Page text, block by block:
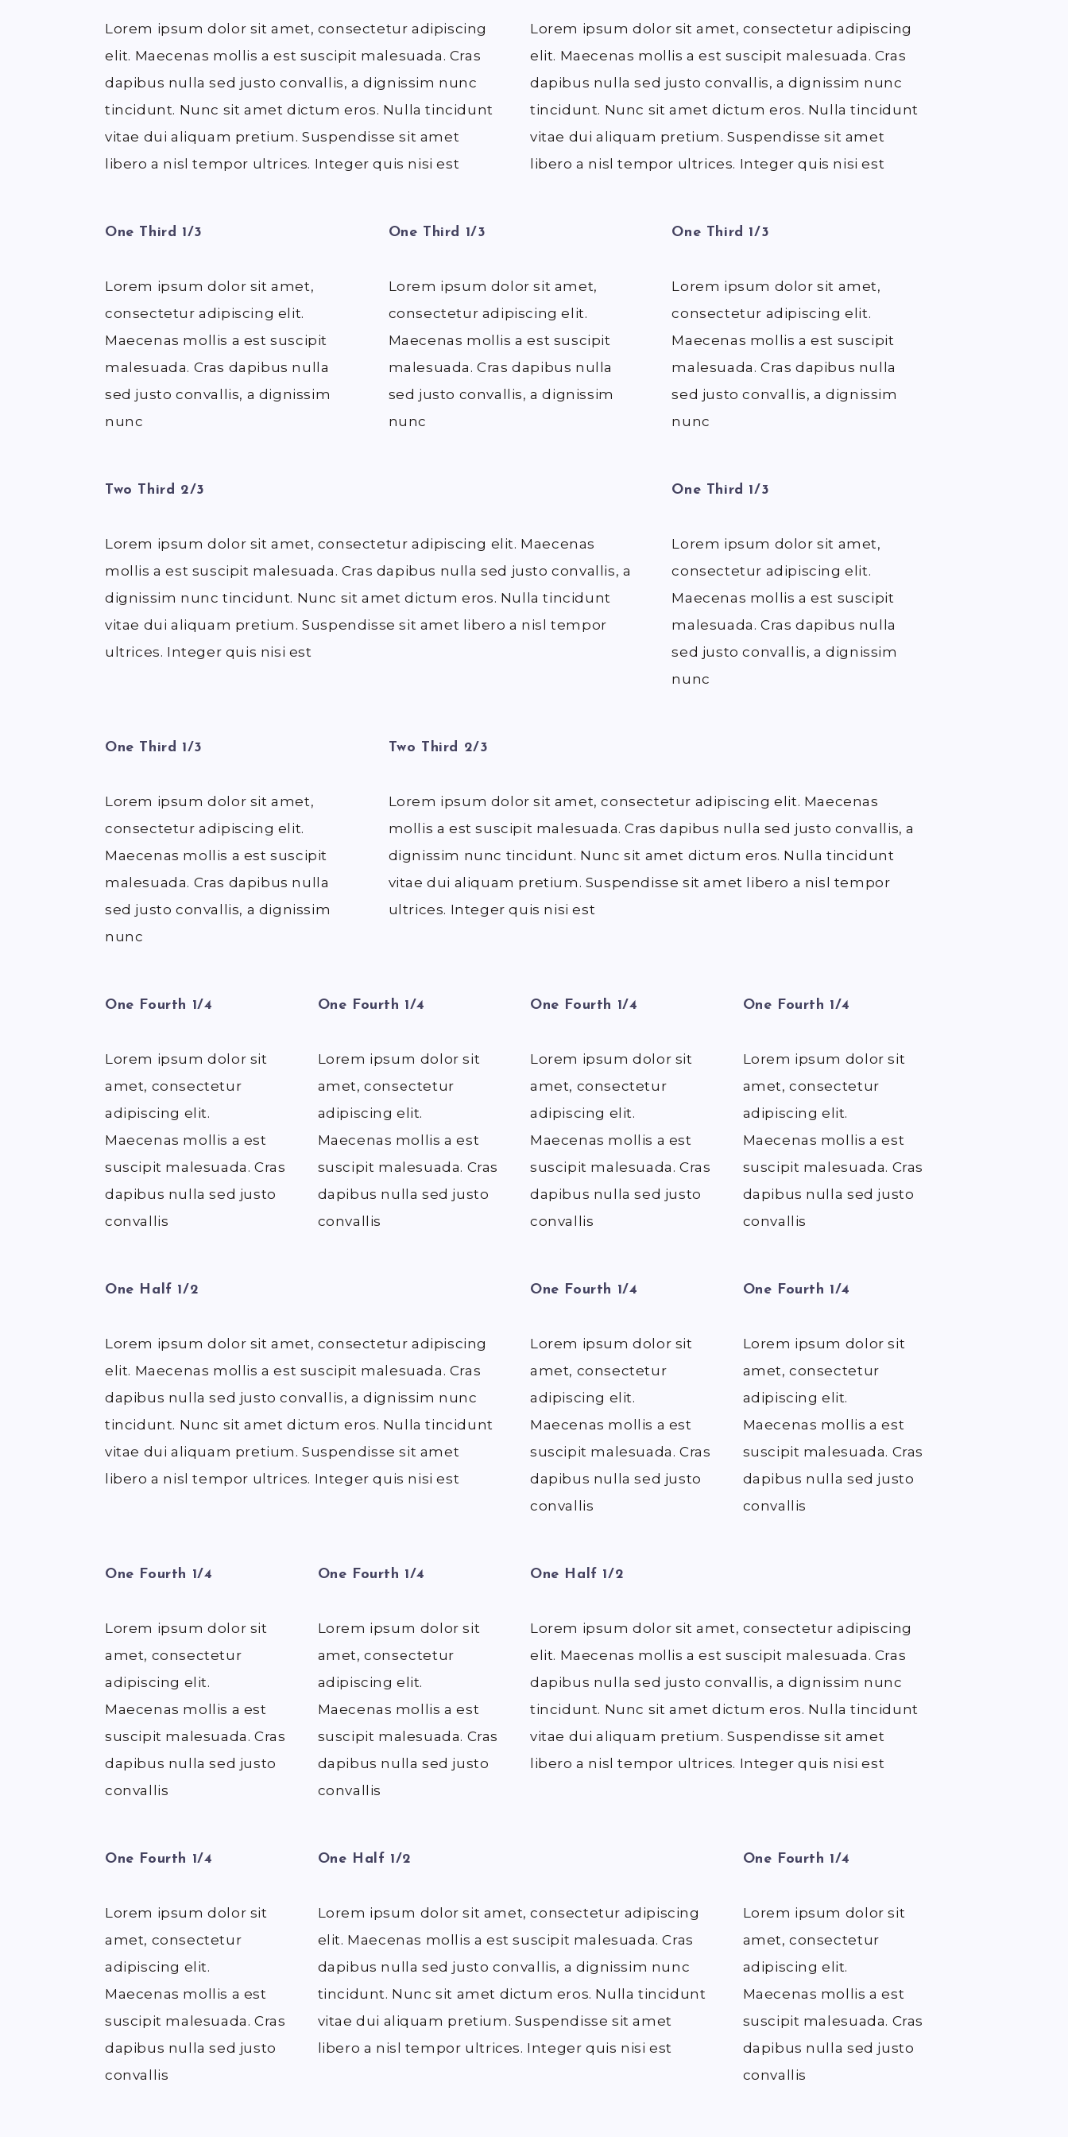
Lorem ipsum dolor sit amet, consectetur adipiscing
elit. Maecenas mollis a est suscipit malesuada. Cras
dapibus nulla sed justo convallis, a dignissim nunc
tincidunt. Nunc sit amet dictum eros. Nulla tincidunt
vitae dui aliquam pretium. Suspendisse sit amet
libero a nisl tempor ultrices. Integer quis nisi est
Lorem ipsum dolor sit amet, consectetur adipiscing
elit. Maecenas mollis a est suscipit malesuada. Cras
dapibus nulla sed justo convallis, a dignissim nunc
tincidunt. Nunc sit amet dictum eros. Nulla tincidunt
vitae dui aliquam pretium. Suspendisse sit amet
libero a nisl tempor ultrices. Integer quis nisi est
One Third 1/3
Lorem ipsum dolor sit amet,
consectetur adipiscing elit.
Maecenas mollis a est suscipit
malesuada. Cras dapibus nulla
sed justo convallis, a dignissim
nunc
One Third 1/3
Lorem ipsum dolor sit amet,
consectetur adipiscing elit.
Maecenas mollis a est suscipit
malesuada. Cras dapibus nulla
sed justo convallis, a dignissim
nunc
One Third 1/3
Lorem ipsum dolor sit amet,
consectetur adipiscing elit.
Maecenas mollis a est suscipit
malesuada. Cras dapibus nulla
sed justo convallis, a dignissim
nunc
Two Third 2/3
Lorem ipsum dolor sit amet, consectetur adipiscing elit. Maecenas
mollis a est suscipit malesuada. Cras dapibus nulla sed justo convallis, a
dignissim nunc tincidunt. Nunc sit amet dictum eros. Nulla tincidunt
vitae dui aliquam pretium. Suspendisse sit amet libero a nisl tempor
ultrices. Integer quis nisi est
One Third 1/3
Lorem ipsum dolor sit amet,
consectetur adipiscing elit.
Maecenas mollis a est suscipit
malesuada. Cras dapibus nulla
sed justo convallis, a dignissim
nunc
One Third 1/3
Lorem ipsum dolor sit amet,
consectetur adipiscing elit.
Maecenas mollis a est suscipit
malesuada. Cras dapibus nulla
sed justo convallis, a dignissim
nunc
Two Third 2/3
Lorem ipsum dolor sit amet, consectetur adipiscing elit. Maecenas
mollis a est suscipit malesuada. Cras dapibus nulla sed justo convallis, a
dignissim nunc tincidunt. Nunc sit amet dictum eros. Nulla tincidunt
vitae dui aliquam pretium. Suspendisse sit amet libero a nisl tempor
ultrices. Integer quis nisi est
One Fourth 1/4
Lorem ipsum dolor sit
amet, consectetur
adipiscing elit.
Maecenas mollis a est
suscipit malesuada. Cras
dapibus nulla sed justo
convallis
One Fourth 1/4
Lorem ipsum dolor sit
amet, consectetur
adipiscing elit.
Maecenas mollis a est
suscipit malesuada. Cras
dapibus nulla sed justo
convallis
One Fourth 1/4
Lorem ipsum dolor sit
amet, consectetur
adipiscing elit.
Maecenas mollis a est
suscipit malesuada. Cras
dapibus nulla sed justo
convallis
One Fourth 1/4
Lorem ipsum dolor sit
amet, consectetur
adipiscing elit.
Maecenas mollis a est
suscipit malesuada. Cras
dapibus nulla sed justo
convallis
One Half 1/2
Lorem ipsum dolor sit amet, consectetur adipiscing
elit. Maecenas mollis a est suscipit malesuada. Cras
dapibus nulla sed justo convallis, a dignissim nunc
tincidunt. Nunc sit amet dictum eros. Nulla tincidunt
vitae dui aliquam pretium. Suspendisse sit amet
libero a nisl tempor ultrices. Integer quis nisi est
One Fourth 1/4
Lorem ipsum dolor sit
amet, consectetur
adipiscing elit.
Maecenas mollis a est
suscipit malesuada. Cras
dapibus nulla sed justo
convallis
One Fourth 1/4
Lorem ipsum dolor sit
amet, consectetur
adipiscing elit.
Maecenas mollis a est
suscipit malesuada. Cras
dapibus nulla sed justo
convallis
One Fourth 1/4
Lorem ipsum dolor sit
amet, consectetur
adipiscing elit.
Maecenas mollis a est
suscipit malesuada. Cras
dapibus nulla sed justo
convallis
One Fourth 1/4
Lorem ipsum dolor sit
amet, consectetur
adipiscing elit.
Maecenas mollis a est
suscipit malesuada. Cras
dapibus nulla sed justo
convallis
One Half 1/2
Lorem ipsum dolor sit amet, consectetur adipiscing
elit. Maecenas mollis a est suscipit malesuada. Cras
dapibus nulla sed justo convallis, a dignissim nunc
tincidunt. Nunc sit amet dictum eros. Nulla tincidunt
vitae dui aliquam pretium. Suspendisse sit amet
libero a nisl tempor ultrices. Integer quis nisi est
One Fourth 1/4
Lorem ipsum dolor sit
amet, consectetur
adipiscing elit.
Maecenas mollis a est
suscipit malesuada. Cras
dapibus nulla sed justo
convallis
One Half 1/2
Lorem ipsum dolor sit amet, consectetur adipiscing
elit. Maecenas mollis a est suscipit malesuada. Cras
dapibus nulla sed justo convallis, a dignissim nunc
tincidunt. Nunc sit amet dictum eros. Nulla tincidunt
vitae dui aliquam pretium. Suspendisse sit amet
libero a nisl tempor ultrices. Integer quis nisi est
One Fourth 1/4
Lorem ipsum dolor sit
amet, consectetur
adipiscing elit.
Maecenas mollis a est
suscipit malesuada. Cras
dapibus nulla sed justo
convallis